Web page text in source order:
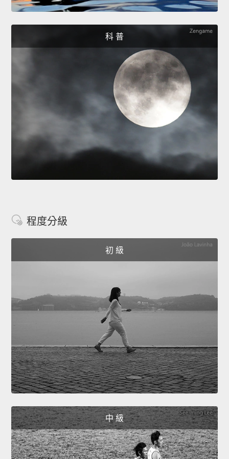
科 普
程度分級
初 級
中 級